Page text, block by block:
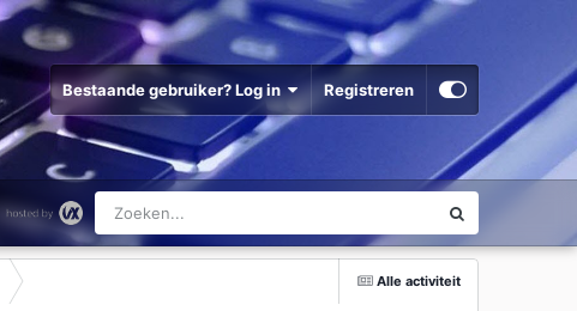
Bestaande gebruiker? Log in Registreren
Alle activiteit